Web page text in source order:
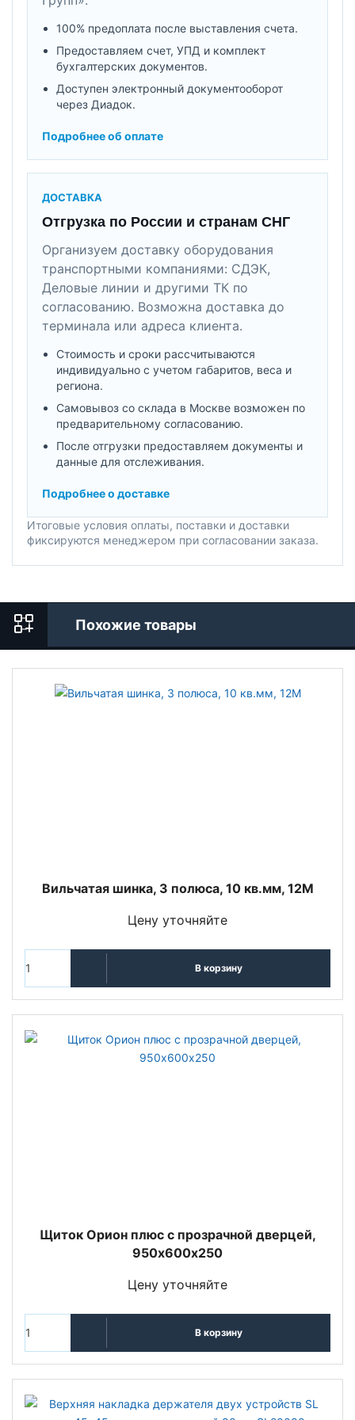
100% предоплата после выставления счета.
Предоставляем счет, УПД и комплект
бухгалтерских документов.
Доступен электронный документооборот
через Диадок.
Подробнее об оплате
ДОСТАВКА
Отгрузка по России и странам СНГ
Организуем доставку оборудования
транспортными компаниями: СДЭК,
Деловые линии и другими ТК по
согласованию. Возможна доставка до
терминала или адреса клиента.
Стоимость и сроки рассчитываются
индивидуально с учетом габаритов, веса и
региона.
Самовывоз со склада в Москве возможен по
предварительному согласованию.
После отгрузки предоставляем документы и
данные для отслеживания.
Подробнее о доставке
Итоговые условия оплаты, поставки и доставки
фиксируются менеджером при согласовании заказа.
Похожие товары
Вильчатая шинка, 3 полюса, 10 кв.мм, 12M
Цену уточняйте
В корзину
Щиток Орион плюс с прозрачной дверцей,
950х600х250
Цену уточняйте
В корзину